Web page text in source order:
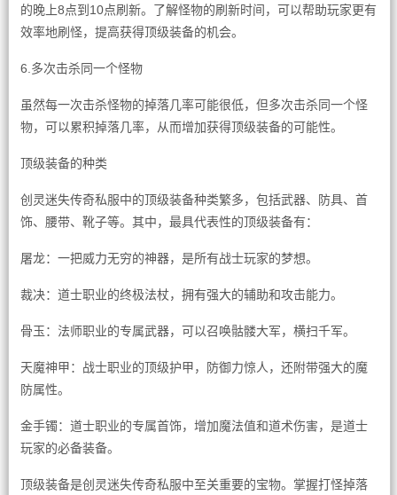
的晚上8点到10点刷新。了解怪物的刷新时间，可以帮助玩家更有
效率地刷怪，提高获得顶级装备的机会。
6.多次击杀同一个怪物
虽然每一次击杀怪物的掉落几率可能很低，但多次击杀同一个怪
物，可以累积掉落几率，从而增加获得顶级装备的可能性。
顶级装备的种类
创灵迷失传奇私服中的顶级装备种类繁多，包括武器、防具、首
饰、腰带、靴子等。其中，最具代表性的顶级装备有：
屠龙：一把威力无穷的神器，是所有战士玩家的梦想。
裁决：道士职业的终极法杖，拥有强大的辅助和攻击能力。
骨玉：法师职业的专属武器，可以召唤骷髅大军，横扫千军。
天魔神甲：战士职业的顶级护甲，防御力惊人，还附带强大的魔
防属性。
金手镯：道士职业的专属首饰，增加魔法值和道术伤害，是道士
玩家的必备装备。
顶级装备是创灵迷失传奇私服中至关重要的宝物。掌握打怪掉落